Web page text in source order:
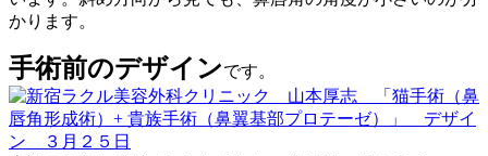
かります。
手術前のデザインです。